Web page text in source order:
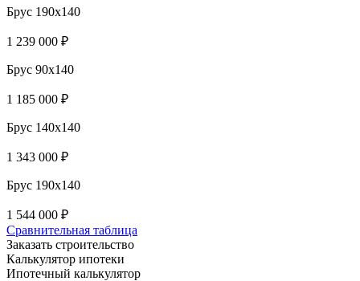
Брус 190x140
1 239 000 ₽
Брус 90x140
1 185 000 ₽
Брус 140x140
1 343 000 ₽
Брус 190x140
1 544 000 ₽
Сравнительная таблица
Заказать строительство
Калькулятор ипотеки
Ипотечный калькулятор